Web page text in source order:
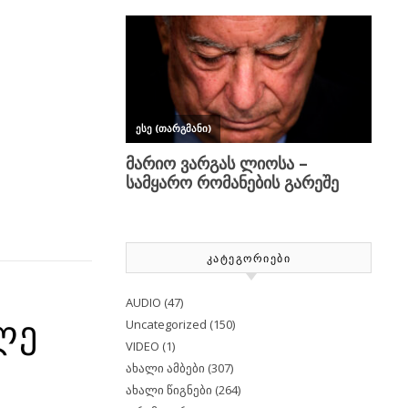
ᲙᲐᲢᲔᲒᲝᲠᲘᲔᲑᲘ
AUDIO (47)
Uncategorized (150)
VIDEO (1)
ახალი ამბები (307)
ახალი წიგნები (264)